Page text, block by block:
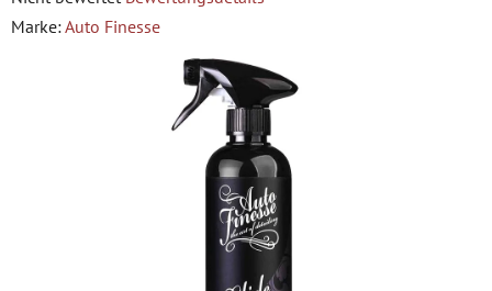
durchschnittliche
Marke:Auto Finesse